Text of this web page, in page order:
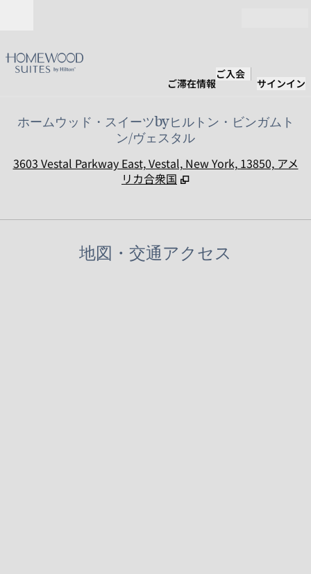
ご滞在情報
ご入会
サインイン
ホームウッド・スイーツbyヒルトン・ビンガムト
ン/ヴェスタル
3603 Vestal Parkway East, Vestal, New York, 13850, アメ
リカ合衆国
地図・交通アクセス